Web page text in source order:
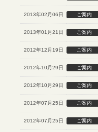
2013年02月06日 ご案内
2013年01月21日 ご案内
2012年12月19日 ご案内
2012年10月29日 ご案内
2012年10月29日 ご案内
2012年07月25日 ご案内
2012年07月25日 ご案内